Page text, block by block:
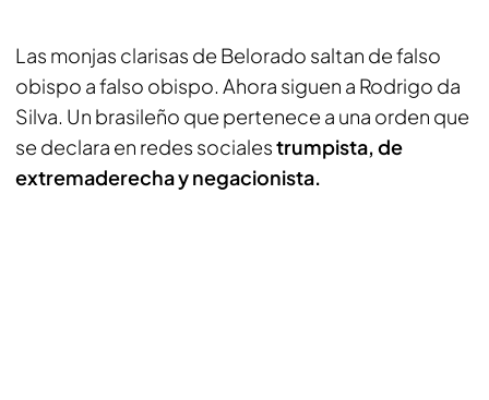
Las monjas clarisas de Belorado saltan de falso
obispo a falso obispo. Ahora siguen a Rodrigo da
Silva. Un brasileño que pertenece a una orden que
se declara en redes socialestrumpista, de
extremaderecha y negacionista.